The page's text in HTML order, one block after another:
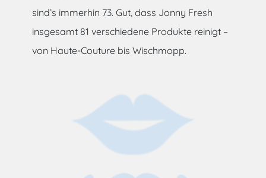
sind’s immerhin 73. Gut, dass Jonny Fresh
insgesamt 81 verschiedene Produkte reinigt –
von Haute-Couture bis Wischmopp.